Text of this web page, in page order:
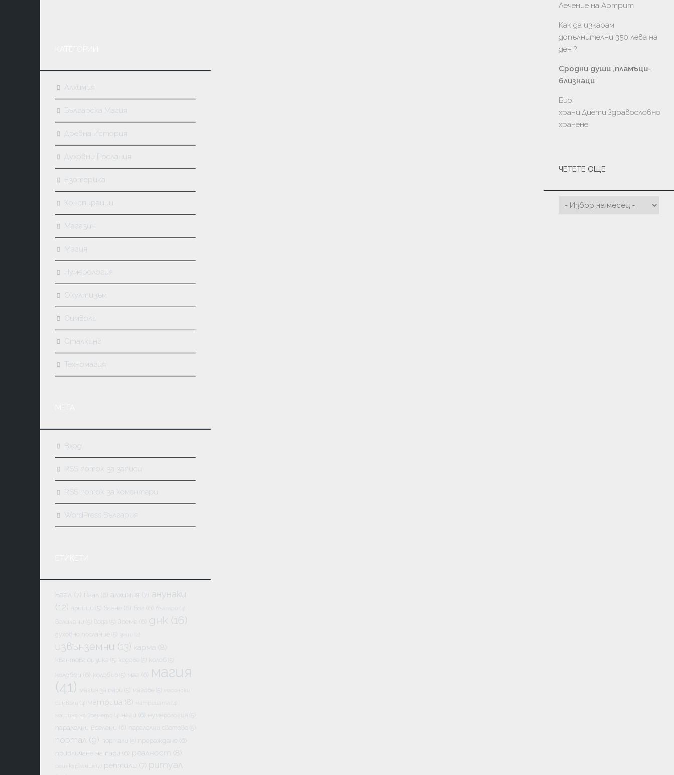
Алхимия
Българска Магия
Древна История
Духовни Послания
Езотерика
Конспирации
Магазин
Магия
Нумерология
Окултизъм
Символи
Сталкинг
Техномагия
Вход
RSS поток за записи
RSS поток за коментари
WordPress България
Баал (7) Ваал (6) алхимия (7) анунаки
(12)
арийци баене (6) бог (6) (4)
великани вода време (6) днк (16)
духовно послание змии (4)
извънземни (13) карма (8)
квантова физика кодове колоб
колобри (6) колобър маг (6) магия
(41) магия за пари магове масонски
символи (4) матрица (8) матрицата (4)
машина на времето (4) наги (6) нумерология
паралелни вселени (6) паралелни светове
портал (9) портали прераждане
(6)
привличане на пари (6) реалност (8)
(4) рептили (7) ритуал
Лечение на Артрит
Как да изкарам
допълнителни 350 лева на
ден ?
Сродни души ,пламъци-
близнаци
Био
храни,Диети,Здравословно
хранене
ЧЕТЕТЕ ОЩЕ